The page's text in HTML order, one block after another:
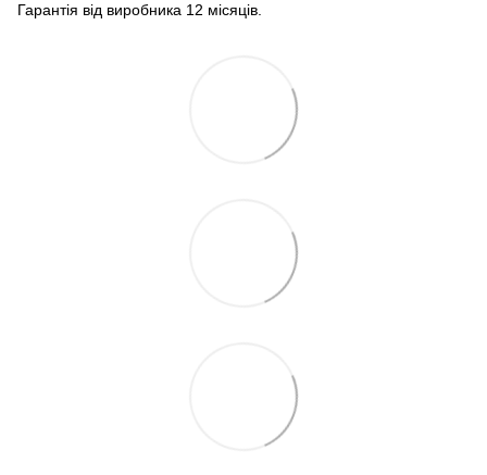
Гарантія від виробника 12 місяців.